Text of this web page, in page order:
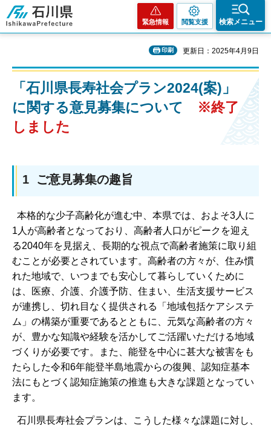
石川県
緊急情報 閲覧支援 検索メニュー
印刷 更新日：2025年4月9日
「石川県長寿社会プラン2024(案)」
に関する意見募集について
※終了
しました
1 ご意見募集の趣旨
本格的な少子高齢化が進む中、本県では、およそ3人に
1人が高齢者となっており、高齢者人口がピークを迎え
る2040年を見据え、長期的な視点で高齢者施策に取り組
むことが必要とされています。高齢者の方々が、住み慣
れた地域で、いつまでも安心して暮らしていくために
は、医療、介護、介護予防、住まい、生活支援サービス
が連携し、切れ目なく提供される「地域包括ケアシステ
ム」の構築が重要であるとともに、元気な高齢者の方々
が、豊かな知識や経験を活かしてご活躍いただける地域
づくりが必要です。また、能登を中心に甚大な被害をも
たらした令和6年能登半島地震からの復興、認知症基本
法にもとづく認知症施策の推進も大きな課題となってい
ます。
石川県長寿社会プランは、こうした様々な課題に対し、